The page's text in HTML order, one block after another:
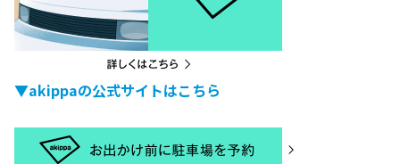
▼akippaの公式サイトはこちら